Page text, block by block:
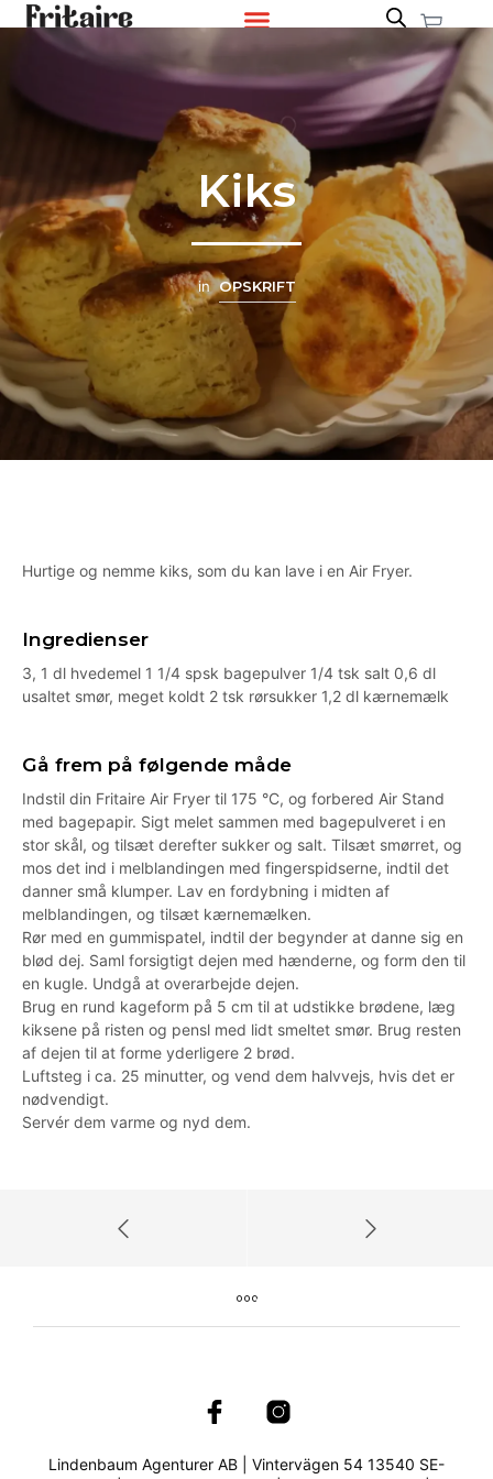
Kiks
in OPSKRIFT
Hurtige og nemme kiks, som du kan lave i en Air Fryer.
Ingredienser
3, 1 dl hvedemel 1 1/4 spsk bagepulver 1/4 tsk salt 0,6 dl
usaltet smør, meget koldt 2 tsk rørsukker 1,2 dl kærnemælk
Gå frem på følgende måde
Indstil din Fritaire Air Fryer til 175 °C, og forbered Air Stand
med bagepapir. Sigt melet sammen med bagepulveret i en
stor skål, og tilsæt derefter sukker og salt. Tilsæt smørret, og
mos det ind i melblandingen med fingerspidserne, indtil det
danner små klumper. Lav en fordybning i midten af
melblandingen, og tilsæt kærnemælken.
Rør med en gummispatel, indtil der begynder at danne sig en
blød dej. Saml forsigtigt dejen med hænderne, og form den til
en kugle. Undgå at overarbejde dejen.
Brug en rund kageform på 5 cm til at udstikke brødene, læg
kiksene på risten og pensl med lidt smeltet smør. Brug resten
af dejen til at forme yderligere 2 brød.
Luftsteg i ca. 25 minutter, og vend dem halvvejs, hvis det er
nødvendigt.
Servér dem varme og nyd dem.
Lindenbaum Agenturer AB | Vintervägen 54 13540 SE-